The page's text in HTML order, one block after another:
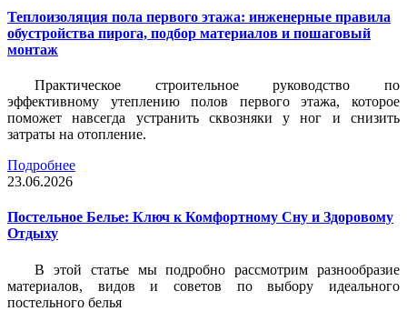
Теплоизоляция пола первого этажа: инженерные правила
обустройства пирога, подбор материалов и пошаговый
монтаж
Практическое строительное руководство по
эффективному утеплению полов первого этажа, которое
поможет навсегда устранить сквозняки у ног и снизить
затраты на отопление.
Подробнее
23.06.2026
Постельное Белье: Ключ к Комфортному Сну и Здоровому
Отдыху
В этой статье мы подробно рассмотрим разнообразие
материалов, видов и советов по выбору идеального
постельного белья